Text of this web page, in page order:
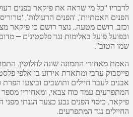
לדבריו “כל מי שראה את פיקאר בפנים
הפנים האמתיות’, ‘הפנים הרעולות’,
וכזב, רושם מטעה.. נוצר רושם כי פיקאר
ובפועל פועל באלימות נגד פלסטינים –
שמו הטוב”.
האמת מאחורי התמונה שונה לחלוטין.
פייסבוק ערבי ומתארת אירוע בו אלפי
אבנים לעבר חיילים ותושבים וביצעו
המתפרעים עמד כוח צבאי, ומאחוריו מספר
פיקאר. כיסוי הפנים נבע כצעד הגנתי
החיילים נגד המתפרעים.